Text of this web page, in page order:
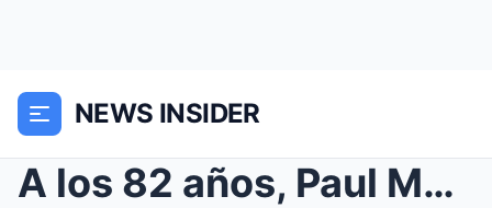
NEWS INSIDER
A los 82 años, Paul McCartney FINALMENTE ADMITE lo...